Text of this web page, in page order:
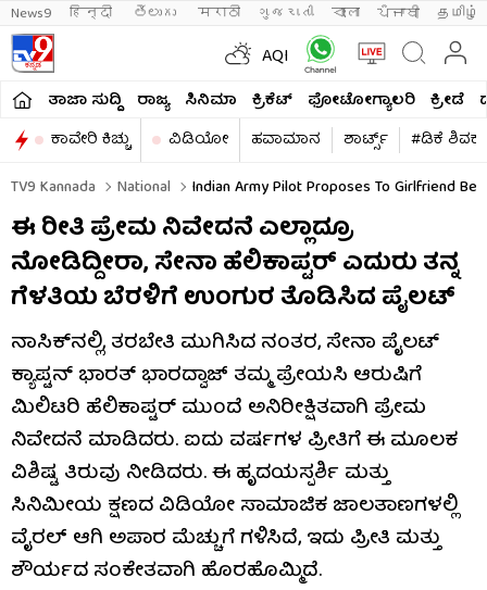
News9 हिन्दी తెలుగు मराठी ગુજરાતી বাংলা ਪੰਜਾਬੀ தமிழ்
AQI
ತಾಜಾ ಸುದ್ದಿ ರಾಜ್ಯ ಸಿನಿಮಾ ಕ್ರಿಕೆಟ್​ ಫೋಟೋಗ್ಯಾಲರಿ ಕ್ರೀಡೆ
ಕಾವೇರಿ ಕಿಚ್ಚು
ವಿಡಿಯೋ ಹವಾಮಾನ ಶಾರ್ಟ್ಸ್​
#ಡಿಕೆ
TV9 Kannada
National Indian Army Pilot Proposes To Girlfriend
ಈ ರೀತಿ ಪ್ರೇಮ ನಿವೇದನೆ ಎಲ್ಲಾದ್ರೂ
ನೋಡಿದ್ದೀರಾ, ಸೇನಾ ಹೆಲಿಕಾಪ್ಟರ್ ಎದುರು ತನ್ನ
ಗೆಳತಿಯ ಬೆರಳಿಗೆ ಉಂಗುರ ತೊಡಿಸಿದ ಪೈಲಟ್
ನಾಸಿಕ್‌ನಲ್ಲಿ, ತರಬೇತಿ ಮುಗಿಸಿದ ನಂತರ, ಸೇನಾ ಪೈಲಟ್
ಕ್ಯಾಪ್ಟನ್ ಭಾರತ್ ಭಾರದ್ವಾಜ್ ತಮ್ಮ ಪ್ರೇಯಸಿ ಆರುಷಿಗೆ
ಮಿಲಿಟರಿ ಹೆಲಿಕಾಪ್ಟರ್ ಮುಂದೆ ಅನಿರೀಕ್ಷಿತವಾಗಿ ಪ್ರೇಮ
ನಿವೇದನೆ ಮಾಡಿದರು. ಐದು ವರ್ಷಗಳ ಪ್ರೀತಿಗೆ ಈ ಮೂಲಕ
ವಿಶಿಷ್ಟ ತಿರುವು ನೀಡಿದರು. ಈ ಹೃದಯಸ್ಪರ್ಶಿ ಮತ್ತು
ಸಿನಿಮೀಯ ಕ್ಷಣದ ವಿಡಿಯೋ ಸಾಮಾಜಿಕ ಜಾಲತಾಣಗಳಲ್ಲಿ
ವೈರಲ್ ಆಗಿ ಅಪಾರ ಮೆಚ್ಚುಗೆ ಗಳಿಸಿದೆ, ಇದು ಪ್ರೀತಿ ಮತ್ತು
ಶೌರ್ಯದ ಸಂಕೇತವಾಗಿ ಹೊರಹೊಮ್ಮಿದೆ.